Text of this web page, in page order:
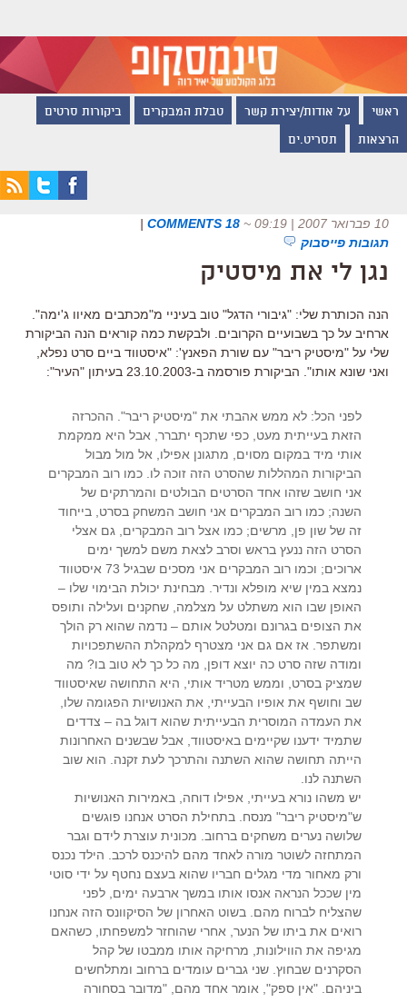
ראשי על אודות/יצירת קשר טבלת המבקרים ביקורות סרטים
הרצאות תסריט.ים
10 פברואר 2007 | 09:19 ~
18 COMMENTS
|
תגובות פייסבוק
נגן לי את מיסטיק
הנה הכותרת שלי: "גיבורי הדגל" טוב בעיניי מ"מכתבים מאיוו ג'ימה".
ארחיב על כך בשבועיים הקרובים. ולבקשת כמה קוראים הנה הביקורת
שלי על "מיסטיק ריבר" עם שורת הפאנץ': "איסטווד ביים סרט נפלא,
ואני שונא אותו". הביקורת פורסמה ב-23.10.2003 בעיתון "העיר":
לפני הכל: לא ממש אהבתי את "מיסטיק ריבר". ההכרזה
הזאת בעייתית מעט, כפי שתכף יתברר, אבל היא ממקמת
אותי מיד במקום מסוים, מתגונן אפילו, אל מול מבול
הביקורות המהללות שהסרט הזה זוכה לו. כמו רוב המבקרים
אני חושב שזהו אחד הסרטים הבולטים והמרתקים של
השנה; כמו רוב המבקרים אני חושב המשחק בסרט, בייחוד
זה של שון פן, מרשים; כמו אצל רוב המבקרים, גם אצלי
הסרט הזה ננעץ בראש וסרב לצאת משם למשך ימים
ארוכים; וכמו רוב המבקרים אני מסכים שבגיל 73 איסטווד
נמצא במין שיא מופלא ונדיר. מבחינת יכולת הבימוי שלו –
האופן שבו הוא משתלט על מצלמה, שחקנים ועלילה ותופס
את הצופים בגרונם ומטלטל אותם – נדמה שהוא רק הולך
ומשתפר. אז אם גם אני מצטרף למקהלת ההשתפכויות
ומודה שזה סרט כה יוצא דופן, מה כל כך לא טוב בו? מה
שמציק בסרט, וממש מטריד אותי, היא התחושה שאיסטווד
שב וחושף את אופיו הבעייתי, את האנושיות הפגומה שלו,
את העמדה המוסרית הבעייתית שהוא דוגל בה – צדדים
שתמיד ידענו שקיימים באיסטווד, אבל שבשנים האחרונות
הייתה תחושה שהוא השתנה והתרכך לעת זקנה. הוא שוב
השתנה לנו.
יש משהו נורא בעייתי, אפילו דוחה, באמירות האנושיות
ש"מיסטיק ריבר" מנסח. בתחילת הסרט אנחנו פוגשים
שלושה נערים משחקים ברחוב. מכונית עוצרת לידם וגבר
המתחזה לשוטר מורה לאחד מהם להיכנס לרכב. הילד נכנס
ורק מאחור מדי מגלים חבריו שהוא בעצם נחטף על ידי סוטי
מין שככל הנראה אנסו אותו במשך ארבעה ימים, לפני
שהצליח לברוח מהם. בשוט האחרון של הסיקוונס הזה אנחנו
רואים את ביתו של הנער, אחרי שהוחזר למשפחתו, כשהאם
מגיפה את הווילונות, מרחיקה אותו ממבטו של קהל
הסקרנים שבחוץ. שני גברים עומדים ברחוב ומתלחשים
ביניהם. "אין ספק", אומר אחד מהם, "מדובר בסחורה